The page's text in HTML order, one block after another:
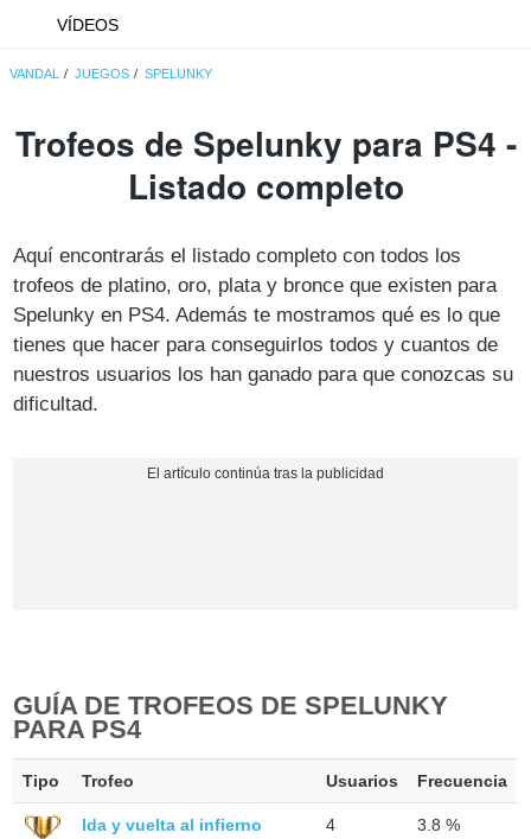
VÍDEOS
VANDAL JUEGOS SPELUNKY
Trofeos de Spelunky para PS4 -
Listado completo
Aquí encontrarás el listado completo con todos los
trofeos de platino, oro, plata y bronce que existen para
Spelunky en PS4. Además te mostramos qué es lo que
tienes que hacer para conseguirlos todos y cuantos de
nuestros usuarios los han ganado para que conozcas su
dificultad.
GUÍA DE TROFEOS DE SPELUNKY
PARA PS4
Tipo Trofeo Usuarios Frecuencia
Ida y vuelta al infierno
4 3.8 %